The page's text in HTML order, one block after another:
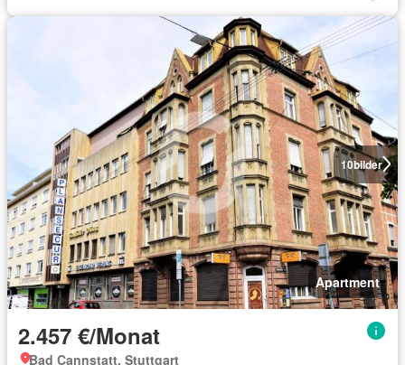
10bilder
Apartment
2.457 €/Monat
Bad Cannstatt, Stuttgart